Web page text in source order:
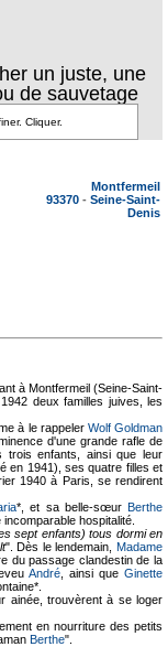
un juste, une
de sauvetage
Montfermeil
93370 - Seine-Saint-
Denis
à Montfermeil (Seine-Saint-
deux familles juives, les
à le rappeler Wolf Goldman
d'une grande rafle de
enfants, ainsi que leur
en 1941), ses quatre filles et
1940 à Paris, se rendirent
*, et sa belle-sœurBerthe
hospitalité.
sept enfants) tous dormi en
". Dès le lendemain,Madame
du passage clandestin de la
André, ainsi queGinette
ainée, trouvèrent à se loger
en nourriture des petits
Berthe".